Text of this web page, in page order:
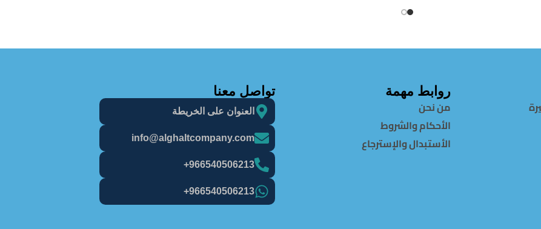
روابط مهمة
من نحن
الأحكام والشروط
الأستبدال والإسترجاع
تواصل معنا
العنوان على الخريطة
info@alghaItcompany.com
966540506213+
966540506213+